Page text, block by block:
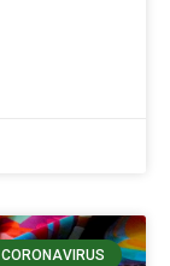
CORONAVIRUS